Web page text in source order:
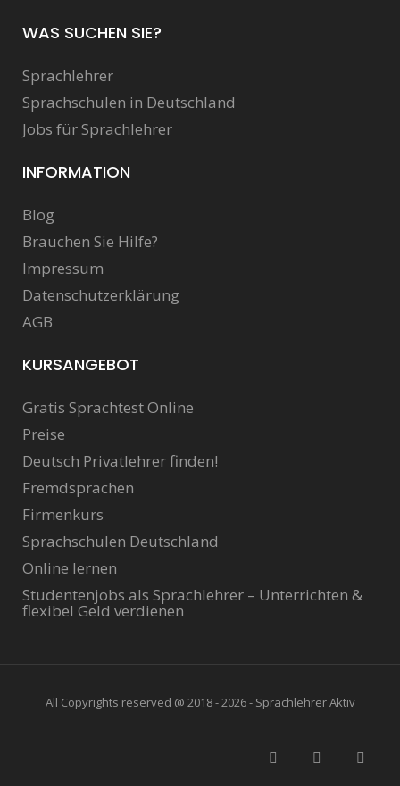
WAS SUCHEN SIE?
Sprachlehrer
Sprachschulen in Deutschland
Jobs für Sprachlehrer
INFORMATION
Blog
Brauchen Sie Hilfe?
Impressum
Datenschutzerklärung
AGB
KURSANGEBOT
Gratis Sprachtest Online
Preise
Deutsch Privatlehrer finden!
Fremdsprachen
Firmenkurs
Sprachschulen Deutschland
Online lernen
Studentenjobs als Sprachlehrer – Unterrichten &
flexibel Geld verdienen
All Copyrights reserved @ 2018 - 2026 - Sprachlehrer Aktiv